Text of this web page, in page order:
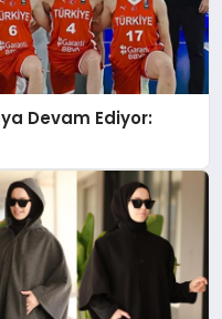
Devam Ediyor: